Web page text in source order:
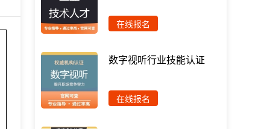
在线报名
数字视听行业技能认证
在线报名